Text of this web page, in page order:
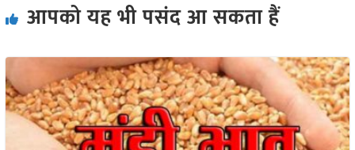
आपको यह भी पसंद आ सकता हैं